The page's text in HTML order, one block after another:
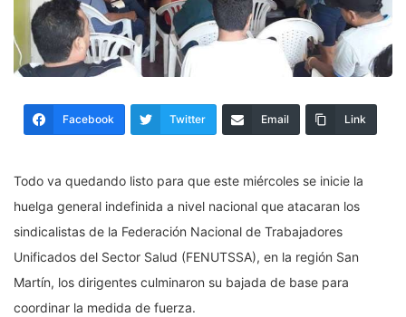
Facebook Twitter Email Link
Todo va quedando listo para que este miércoles se inicie la
huelga general indefinida a nivel nacional que atacaran los
sindicalistas de la Federación Nacional de Trabajadores
Unificados del Sector Salud (FENUTSSA), en la región San
Martín, los dirigentes culminaron su bajada de base para
coordinar la medida de fuerza.